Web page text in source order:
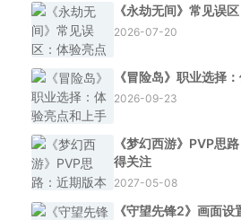
《永劫无间》常见误
2026-07-20
《冒险岛》职业选择
2026-09-23
《梦幻西游》PVP思
得关注
2027-05-08
《守望先锋2》画面